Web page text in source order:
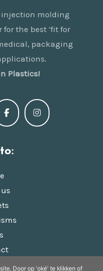
molding
the best ‘fit for
packaging
Plastics!
Door op 'oké' te klikken of